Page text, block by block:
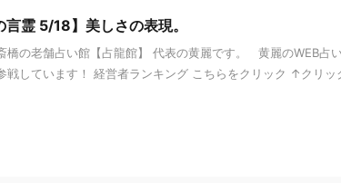
言霊 5/18】美しさの表現。
橋の老舗占い館【占龍館】 代表の黄麗です。 黄麗のWEB占
戦しています！ 経営者ランキング こちらをクリック ↑クリッ